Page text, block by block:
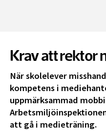
Krav att rektor
När skolelever
kompetens i
uppmärksammad
att gå i medieträning.